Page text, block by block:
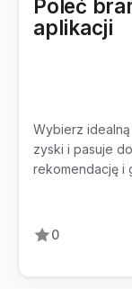
Poleć
aplikacji
Wybierz idealną
zyski i pasuje
rekomendację i
0